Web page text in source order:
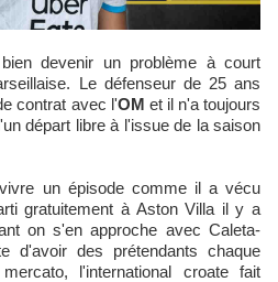
devenir un problème à court
Le défenseur de 25 ans
contrat avec l'OM et il n'a toujours
départ libre à l'issue de la saison
un épisode comme il a vécu
gratuitement à Aston Villa il y a
on s'en approche avec Caleta-
d'avoir des prétendants chaque
l'international croate fait